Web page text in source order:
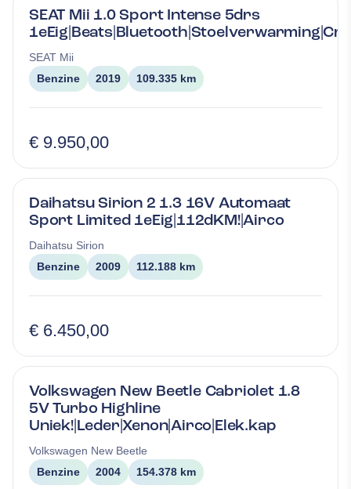
SEAT Mii 1.0 Sport Intense 5drs
SEAT Mii
Benzine
2019 109.335 km
€ 9.950,00
Daihatsu Sirion 2 1.3 16V Automaat
Sport Limited 1eEig|112dKM!|Airco
Daihatsu Sirion
Benzine
2009 112.188 km
€ 6.450,00
Volkswagen New Beetle Cabriolet 1.8
5V Turbo Highline
Uniek!|Leder|Xenon|Airco|Elek.kap
Volkswagen New Beetle
Benzine
2004 154.378 km